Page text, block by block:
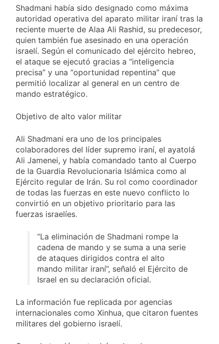
instala en Buenos
Aires: mejora el
tiempo y llegan las
temperaturas más
bajas de la semana
2 Días Atrás
Día de San Cayetano: por
qué se celebra cada 7 de
agosto y qué representa
para los argentinos
2 Días Atrás
El Senado aprobó la
ley de propiedad
privada, pero el
Gobierno debió
2 Días Atrás
Ley de Propiedad
detenidos y
enfrentamientos
2 Días Atrás
pedido para
suspender el juicio
contra Pity Alvarez
2 Días Atrás
67 barrios full LED en
Florencio Varela
2 Días Atrás
El temporal se despide del
AMBA: cuándo dejará de
llover y llega una ola de frío
Propiedad Privada de
Milei
Shadmani había sido designado como máxima
autoridad operativa del aparato militar iraní tras la
reciente muerte de Alaa Ali Rashid, su predecesor,
quien también fue asesinado en una operación
israelí. Según el comunicado del ejército hebreo,
el ataque se ejecutó gracias a “inteligencia
precisa” y una “oportunidad repentina” que
permitió localizar al general en un centro de
mando estratégico.
Objetivo de alto valor militar
Ali Shadmani era uno de los principales
colaboradores del líder supremo iraní, el ayatolá
Ali Jamenei, y había comandado tanto al Cuerpo
de la Guardia Revolucionaria Islámica como al
Ejército regular de Irán. Su rol como coordinador
de todas las fuerzas en este nuevo conflicto lo
convirtió en un objetivo prioritario para las
fuerzas israelíes.
“La eliminación de Shadmani rompe la
cadena de mando y se suma a una serie
de ataques dirigidos contra el alto
mando militar iraní”, señaló el Ejército de
Israel en su declaración oficial.
La información fue replicada por agencias
internacionales como Xinhua, que citaron fuentes
militares del gobierno israelí.